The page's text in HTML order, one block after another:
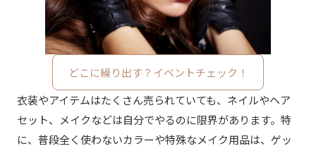
どこに繰り出す？イベントチェック！
衣装やアイテムはたくさん売られていても、ネイルやヘア
セット、メイクなどは自分でやるのに限界があります。特
に、普段全く使わないカラーや特殊なメイク用品は、ゲッ